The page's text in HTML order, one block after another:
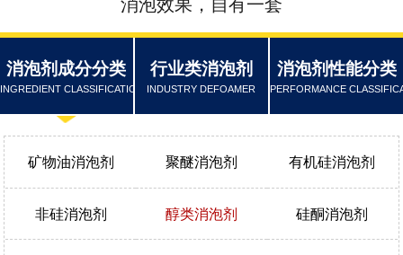
消泡效果，自有一套
消泡剂成分分类
INGREDIENT CLASSIFICATION
矿物油消泡剂 聚醚消泡剂 有机硅消泡剂
非硅消泡剂 醇类消泡剂 硅酮消泡剂
行业类消泡剂
INDUSTRY DEFOAMER
消泡剂性能分类
PERFORMANCE